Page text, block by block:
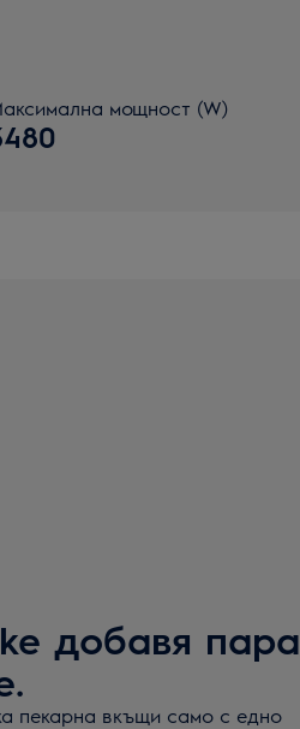
мощност (W)
добавя пара
пекарна вкъщи само с едно